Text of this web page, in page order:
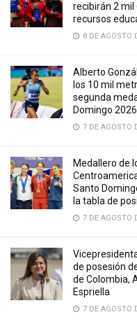
recibirán 2
recursos
8 DE AGOSTO
Alberto
los 10 mil
segunda
Domingo 2026
7 DE AGOSTO
Medallero de
Santo
la tabla de
7 DE AGOSTO
de posesión
de Colombia,
Espriella
7 DE AGOSTO